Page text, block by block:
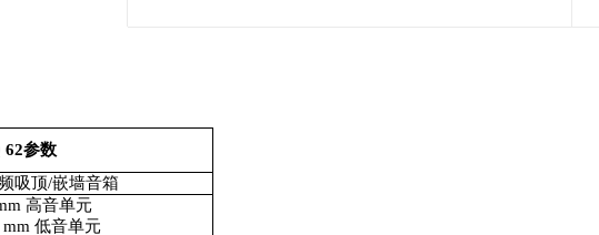
参数
吸顶/嵌墙音箱
高音单元
mm 低音单元